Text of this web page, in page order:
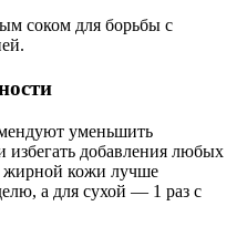
соком для борьбы с
уменьшить
добавления любых
жирной кожи лучше
а для сухой — 1 раз с